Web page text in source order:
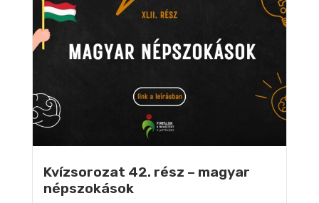
Kvízsorozat 42. rész – magyar
népszokások